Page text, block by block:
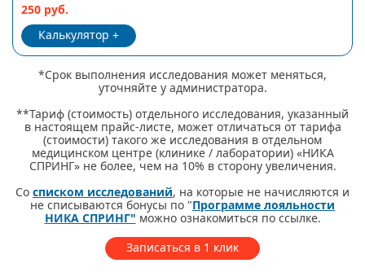
250 руб.
Калькулятор
*Срок выполнения исследования может меняться,
уточняйте у администратора.
**Тариф (стоимость) отдельного исследования, указанный
в настоящем прайс-листе, может отличаться от тарифа
(стоимости) такого же исследования в отдельном
медицинском центре (клинике / лаборатории) «НИКА
СПРИНГ» не более, чем на 10% в сторону увеличения.
Со списком исследований, на которые не начисляются и
не списываются бонусы по "Программе лояльности
НИКА СПРИНГ" можно ознакомиться по ссылке.
Записаться в 1 клик